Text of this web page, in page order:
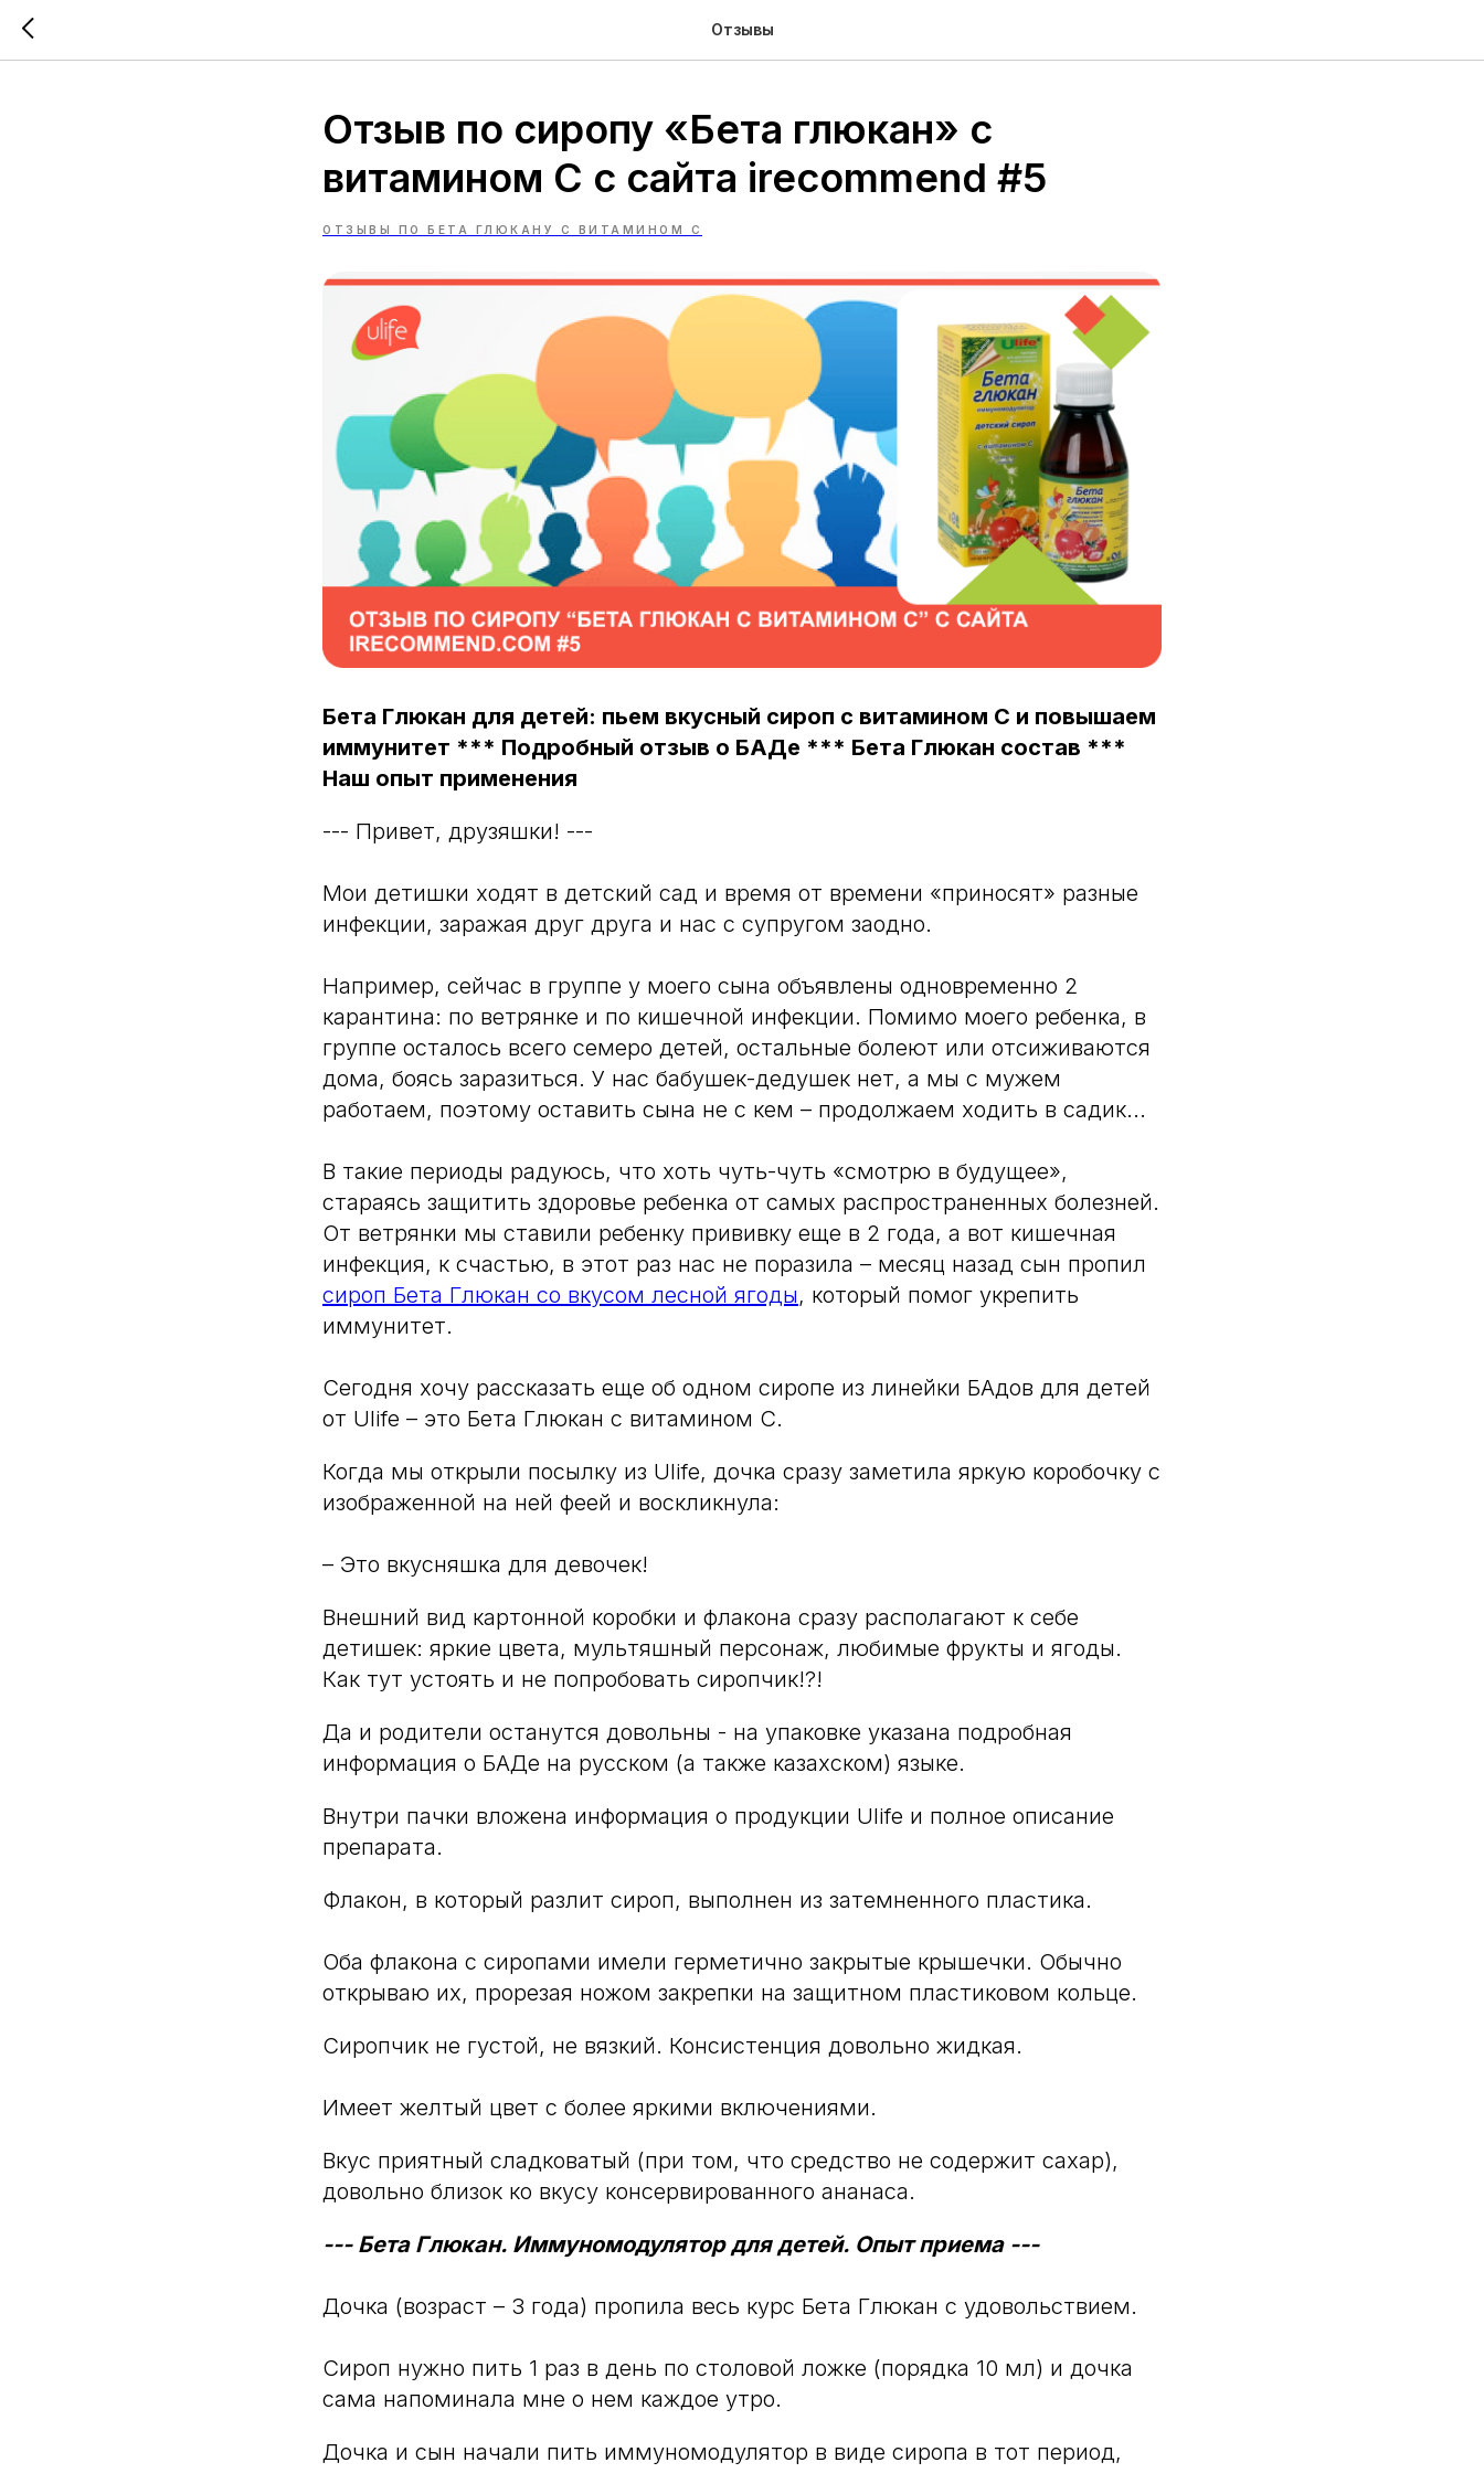
Отзывы
Отзыв по сиропу «Бета глюкан» с
витамином С с сайта irecommend #5
ОТЗЫВЫ ПО БЕТА ГЛЮКАНУ С ВИТАМИНОМ С
Бета Глюкан для детей: пьем вкусный сироп с витамином С и повышаем
иммунитет *** Подробный отзыв о БАДе *** Бета Глюкан состав ***
Наш опыт применения
--- Привет, друзяшки! ---
Мои детишки ходят в детский сад и время от времени «приносят» разные
инфекции, заражая друг друга и нас с супругом заодно.
Например, сейчас в группе у моего сына объявлены одновременно 2
карантина: по ветрянке и по кишечной инфекции. Помимо моего ребенка, в
группе осталось всего семеро детей, остальные болеют или отсиживаются
дома, боясь заразиться. У нас бабушек-дедушек нет, а мы с мужем
работаем, поэтому оставить сына не с кем – продолжаем ходить в садик...
В такие периоды радуюсь, что хоть чуть-чуть «смотрю в будущее»,
стараясь защитить здоровье ребенка от самых распространенных болезней.
От ветрянки мы ставили ребенку прививку еще в 2 года, а вот кишечная
инфекция, к счастью, в этот раз нас не поразила – месяц назад сын пропил
сироп Бета Глюкан со вкусом лесной ягоды, который помог укрепить
иммунитет.
Сегодня хочу рассказать еще об одном сиропе из линейки БАдов для детей
от Ulife – это Бета Глюкан с витамином С.
Когда мы открыли посылку из Ulife, дочка сразу заметила яркую коробочку с
изображенной на ней феей и воскликнула:
– Это вкусняшка для девочек!
Внешний вид картонной коробки и флакона сразу располагают к себе
детишек: яркие цвета, мультяшный персонаж, любимые фрукты и ягоды.
Как тут устоять и не попробовать сиропчик!?!
Да и родители останутся довольны - на упаковке указана подробная
информация о БАДе на русском (а также казахском) языке.
Внутри пачки вложена информация о продукции Ulife и полное описание
препарата.
Флакон, в который разлит сироп, выполнен из затемненного пластика.
Оба флакона с сиропами имели герметично закрытые крышечки. Обычно
открываю их, прорезая ножом закрепки на защитном пластиковом кольце.
Сиропчик не густой, не вязкий. Консистенция довольно жидкая.
Имеет желтый цвет с более яркими включениями.
Вкус приятный сладковатый (при том, что средство не содержит сахар),
довольно близок ко вкусу консервированного ананаса.
--- Бета Глюкан. Иммуномодулятор для детей. Опыт приема ---
Дочка (возраст – 3 года) пропила весь курс Бета Глюкан с удовольствием.
Сироп нужно пить 1 раз в день по столовой ложке (порядка 10 мл) и дочка
сама напоминала мне о нем каждое утро.
Дочка и сын начали пить иммуномодулятор в виде сиропа в тот период,